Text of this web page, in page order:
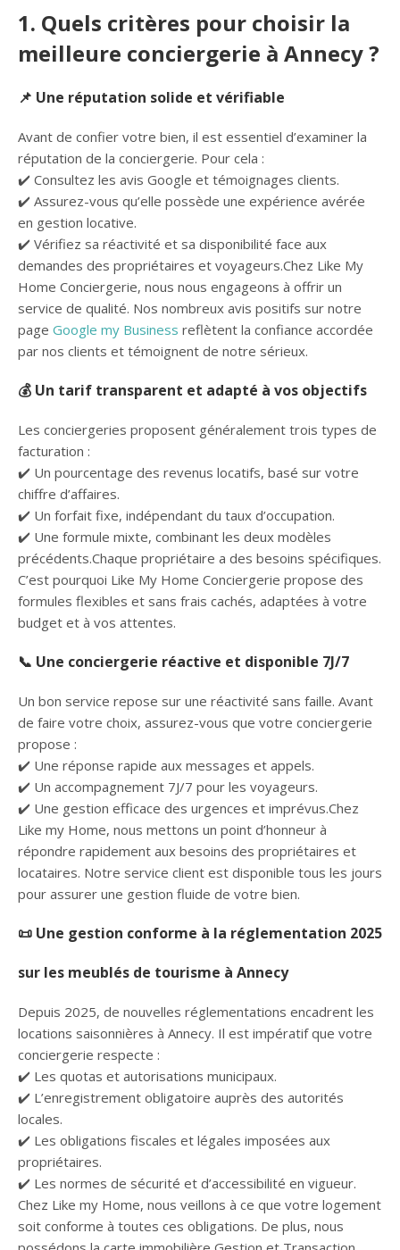
1. Quels critères pour choisir la
meilleure conciergerie à Annecy ?
📌 Une réputation solide et vérifiable
Avant de confier votre bien, il est essentiel d’examiner la
réputation de la conciergerie. Pour cela :
✔️ Consultez les avis Google et témoignages clients.
✔️ Assurez-vous qu’elle possède une expérience avérée
en gestion locative.
✔️ Vérifiez sa réactivité et sa disponibilité face aux
demandes des propriétaires et voyageurs.Chez Like My
Home Conciergerie, nous nous engageons à offrir un
service de qualité. Nos nombreux avis positifs sur notre
page Google my Business reflètent la confiance accordée
par nos clients et témoignent de notre sérieux.
💰 Un tarif transparent et adapté à vos objectifs
Les conciergeries proposent généralement trois types de
facturation :
✔️ Un pourcentage des revenus locatifs, basé sur votre
chiffre d’affaires.
✔️ Un forfait fixe, indépendant du taux d’occupation.
✔️ Une formule mixte, combinant les deux modèles
précédents.Chaque propriétaire a des besoins spécifiques.
C’est pourquoi Like My Home Conciergerie propose des
formules flexibles et sans frais cachés, adaptées à votre
budget et à vos attentes.
📞 Une conciergerie réactive et disponible 7J/7
Un bon service repose sur une réactivité sans faille. Avant
de faire votre choix, assurez-vous que votre conciergerie
propose :
✔️ Une réponse rapide aux messages et appels.
✔️ Un accompagnement 7J/7 pour les voyageurs.
✔️ Une gestion efficace des urgences et imprévus.Chez
Like my Home, nous mettons un point d’honneur à
répondre rapidement aux besoins des propriétaires et
locataires. Notre service client est disponible tous les jours
pour assurer une gestion fluide de votre bien.
📜 Une gestion conforme à la réglementation 2025
sur les meublés de tourisme à Annecy
Depuis 2025, de nouvelles réglementations encadrent les
locations saisonnières à Annecy. Il est impératif que votre
conciergerie respecte :
✔️ Les quotas et autorisations municipaux.
✔️ L’enregistrement obligatoire auprès des autorités
locales.
✔️ Les obligations fiscales et légales imposées aux
propriétaires.
✔️ Les normes de sécurité et d’accessibilité en vigueur.
Chez Like my Home, nous veillons à ce que votre logement
soit conforme à toutes ces obligations. De plus, nous